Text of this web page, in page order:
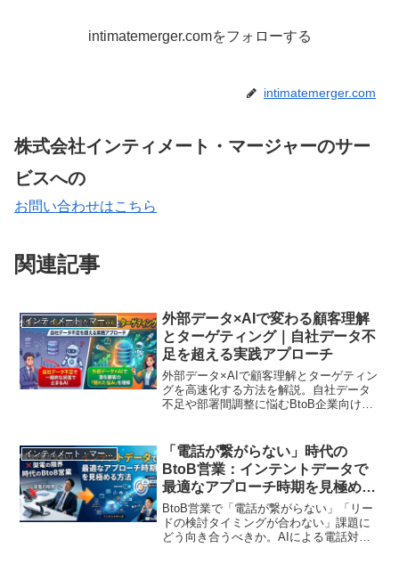
intimatemerger.comをフォローする
intimatemerger.com
株式会社インティメート・マージャーのサー
ビスへの
お問い合わせはこちら
関連記事
インティメート・マージャー
外部データ×AIで変わる顧客理解
とターゲティング｜自社データ不
足を超える実践アプローチ
外部データ×AIで顧客理解とターゲティン
グを高速化する方法を解説。自社データ
不足や部署間調整に悩むBtoB企業向け
実践ステップを整理します。
インティメート・マージャー
「電話が繋がらない」時代の
BtoB営業：インテントデータで
最適なアプローチ時期を見極める
方法
BtoB営業で「電話が繋がらない」「リー
ドの検討タイミングが合わない」課題に
どう向き合うべきか。AIによる電話対応